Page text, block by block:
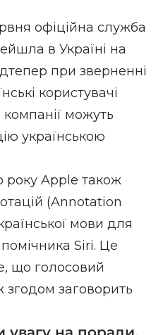
офіційна служба
в Україні на
при зверненні
користувачі
компанії можуть
українською
року Apple також
(Annotation
мови для
Siri. Це
що голосовий
згодом заговорить